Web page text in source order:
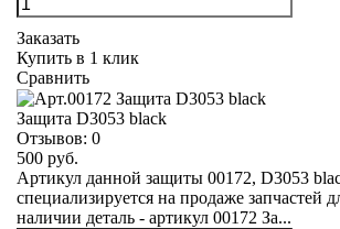
Заказать
Купить в 1 клик
Сравнить
Защита D3053 black
Отзывов: 0
500 руб.
Артикул данной защиты 00172, D3053
специализируется на продаже запчастей
наличии деталь - артикул 00172 За...